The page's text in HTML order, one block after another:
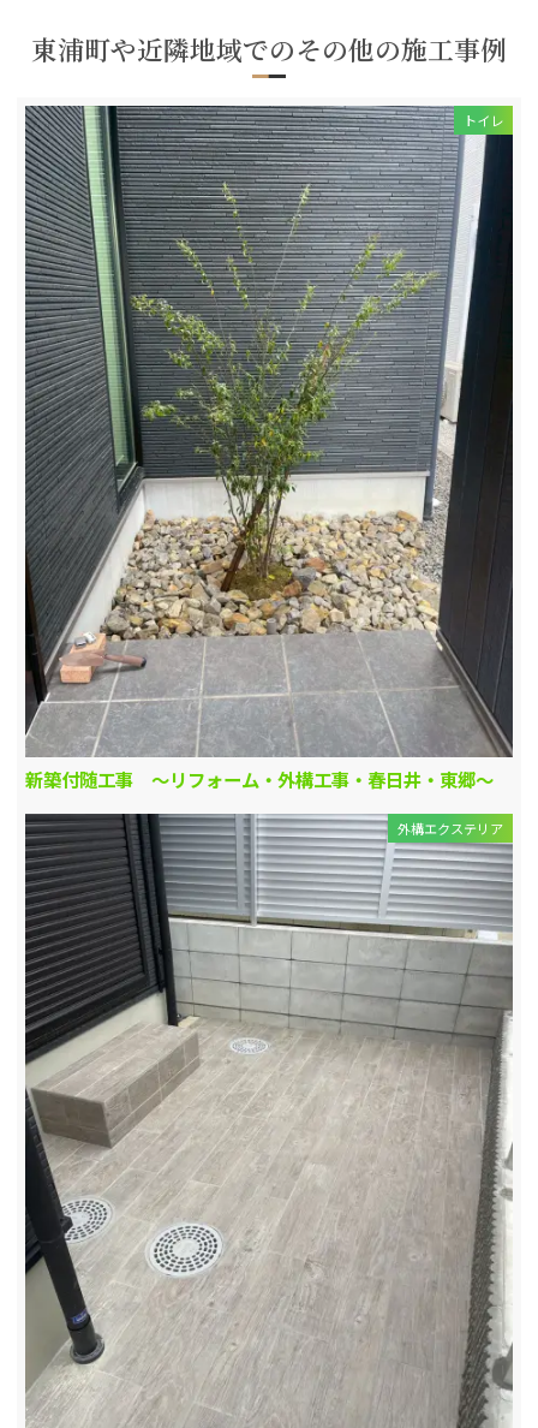
東浦町や近隣地域でのその他の施工事例
トイレ
新築付随工事 ～リフォーム・外構工事・春日井・東郷～
外構エクステリア